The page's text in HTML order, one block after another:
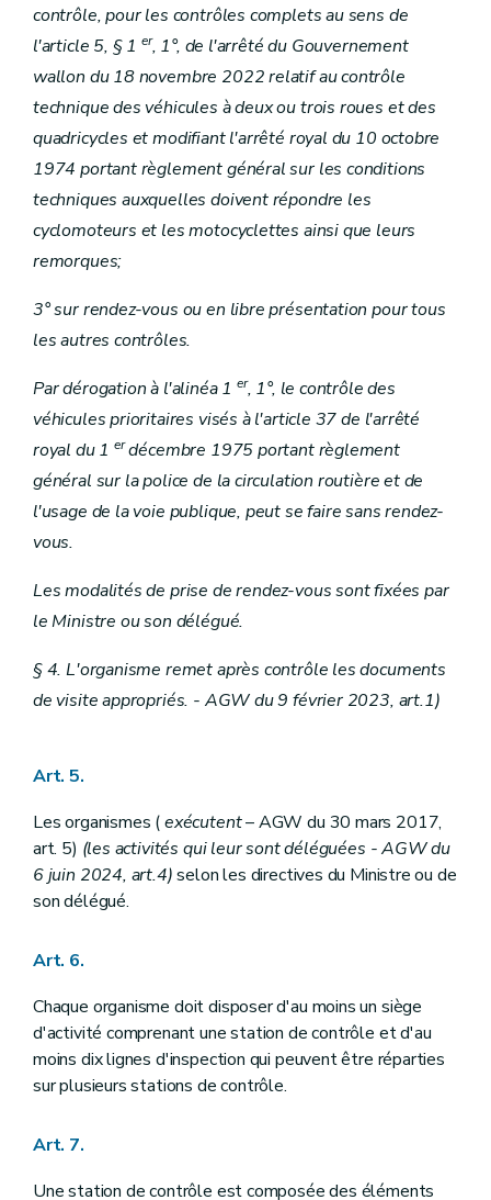
contrôle, pour les contrôles complets au sens de
l'article 5, § 1 er, 1°, de l'arrêté du Gouvernement
wallon du 18 novembre 2022 relatif au contrôle
technique des véhicules à deux ou trois roues et des
quadricycles et modifiant l'arrêté royal du 10 octobre
1974 portant règlement général sur les conditions
techniques auxquelles doivent répondre les
cyclomoteurs et les motocyclettes ainsi que leurs
remorques;
3° sur rendez-vous ou en libre présentation pour tous
les autres contrôles.
Par dérogation à l'alinéa 1 er, 1°, le contrôle des
véhicules prioritaires visés à l'article 37 de l'arrêté
royal du 1erdécembre 1975 portant règlement
général sur la police de la circulation routière et de
l'usage de la voie publique, peut se faire sans rendez-
vous.
Les modalités de prise de rendez-vous sont fixées par
le Ministre ou son délégué.
§ 4. L'organisme remet après contrôle les documents
de visite appropriés. - AGW du 9 février 2023, art.1)
Art. 5.
Les organismes (exécutent– AGW du 30 mars 2017,
art. 5) (les activités qui leur sont déléguées - AGW du
6 juin 2024, art.4)selon les directives du Ministre ou de
son délégué.
Art. 6.
Chaque organisme doit disposer d'au moins un siège
d'activité comprenant une station de contrôle et d'au
moins dix lignes d'inspection qui peuvent être réparties
sur plusieurs stations de contrôle.
Art. 7.
Une station de contrôle est composée des éléments